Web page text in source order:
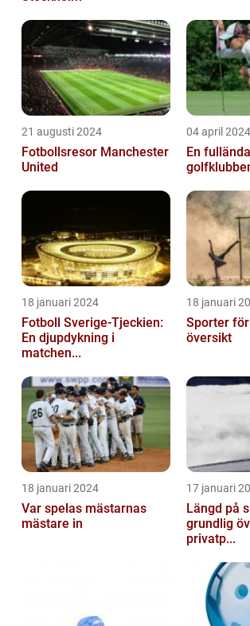
21 augusti 2024
Fotbollsresor Manchester
United
04 april 2024
En
18 januari 2024
Fotboll Sverige-Tjeckien:
En djupdykning i
matchen...
18 januari
Sporter
översikt
18 januari 2024
Var spelas mästarnas
mästare in
17 januari
Längd på
grundlig
privatp...